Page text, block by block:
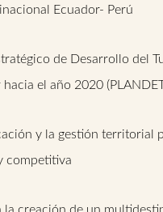
Ecuador- Perú
de Desarrollo del
hacia el año 2020
y la gestión territorial
competitiva